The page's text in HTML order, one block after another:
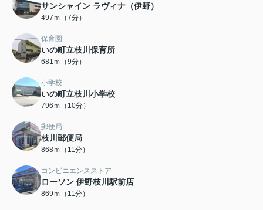
サンシャイン ラヴィナ（伊野）
497ｍ（7分）
保育園
いの町立枝川保育所
681ｍ（9分）
小学校
いの町立枝川小学校
796ｍ（10分）
郵便局
枝川郵便局
868ｍ（11分）
コンビニエンスストア
ローソン 伊野枝川駅前店
869ｍ（11分）